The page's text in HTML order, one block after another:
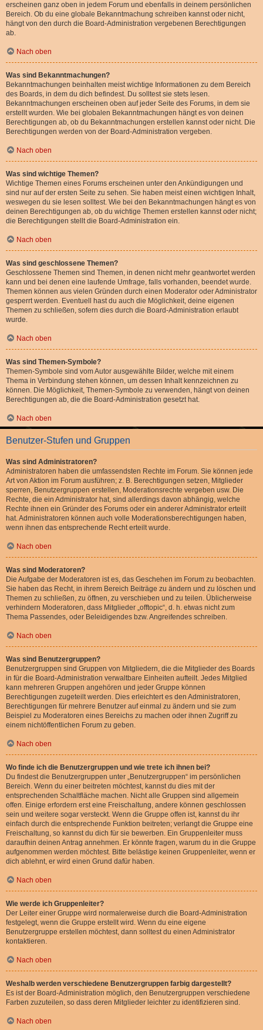
erscheinen ganz oben in jedem Forum und ebenfalls in deinem persönlichen
Bereich. Ob du eine globale Bekanntmachung schreiben kannst oder nicht,
hängt von den durch die Board-Administration vergebenen Berechtigungen
ab.
Nach oben
Was sind Bekanntmachungen?
Bekanntmachungen beinhalten meist wichtige Informationen zu dem Bereich
des Boards, in dem du dich befindest. Du solltest sie stets lesen.
Bekanntmachungen erscheinen oben auf jeder Seite des Forums, in dem sie
erstellt wurden. Wie bei globalen Bekanntmachungen hängt es von deinen
Berechtigungen ab, ob du Bekanntmachungen erstellen kannst oder nicht. Die
Berechtigungen werden von der Board-Administration vergeben.
Nach oben
Was sind wichtige Themen?
Wichtige Themen eines Forums erscheinen unter den Ankündigungen und
sind nur auf der ersten Seite zu sehen. Sie haben meist einen wichtigen Inhalt,
weswegen du sie lesen solltest. Wie bei den Bekanntmachungen hängt es von
deinen Berechtigungen ab, ob du wichtige Themen erstellen kannst oder nicht;
die Berechtigungen stellt die Board-Administration ein.
Nach oben
Was sind geschlossene Themen?
Geschlossene Themen sind Themen, in denen nicht mehr geantwortet werden
kann und bei denen eine laufende Umfrage, falls vorhanden, beendet wurde.
Themen können aus vielen Gründen durch einen Moderator oder Administrator
gesperrt werden. Eventuell hast du auch die Möglichkeit, deine eigenen
Themen zu schließen, sofern dies durch die Board-Administration erlaubt
wurde.
Nach oben
Was sind Themen-Symbole?
Themen-Symbole sind vom Autor ausgewählte Bilder, welche mit einem
Thema in Verbindung stehen können, um dessen Inhalt kennzeichnen zu
können. Die Möglichkeit, Themen-Symbole zu verwenden, hängt von deinen
Berechtigungen ab, die die Board-Administration gesetzt hat.
Nach oben
Benutzer-Stufen und Gruppen
Was sind Administratoren?
Administratoren haben die umfassendsten Rechte im Forum. Sie können jede
Art von Aktion im Forum ausführen; z. B. Berechtigungen setzen, Mitglieder
sperren, Benutzergruppen erstellen, Moderationsrechte vergeben usw. Die
Rechte, die ein Administrator hat, sind allerdings davon abhängig, welche
Rechte ihnen ein Gründer des Forums oder ein anderer Administrator erteilt
hat. Administratoren können auch volle Moderationsberechtigungen haben,
wenn ihnen das entsprechende Recht erteilt wurde.
Nach oben
Was sind Moderatoren?
Die Aufgabe der Moderatoren ist es, das Geschehen im Forum zu beobachten.
Sie haben das Recht, in ihrem Bereich Beiträge zu ändern und zu löschen und
Themen zu schließen, zu öffnen, zu verschieben und zu teilen. Üblicherweise
verhindern Moderatoren, dass Mitglieder „offtopic“, d. h. etwas nicht zum
Thema Passendes, oder Beleidigendes bzw. Angreifendes schreiben.
Nach oben
Was sind Benutzergruppen?
Benutzergruppen sind Gruppen von Mitgliedern, die die Mitglieder des Boards
in für die Board-Administration verwaltbare Einheiten aufteilt. Jedes Mitglied
kann mehreren Gruppen angehören und jeder Gruppe können
Berechtigungen zugeteilt werden. Dies erleichtert es den Administratoren,
Berechtigungen für mehrere Benutzer auf einmal zu ändern und sie zum
Beispiel zu Moderatoren eines Bereichs zu machen oder ihnen Zugriff zu
einem nichtöffentlichen Forum zu geben.
Nach oben
Wo finde ich die Benutzergruppen und wie trete ich ihnen bei?
Du findest die Benutzergruppen unter „Benutzergruppen“ im persönlichen
Bereich. Wenn du einer beitreten möchtest, kannst du dies mit der
entsprechenden Schaltfläche machen. Nicht alle Gruppen sind allgemein
offen. Einige erfordern erst eine Freischaltung, andere können geschlossen
sein und weitere sogar versteckt. Wenn die Gruppe offen ist, kannst du ihr
einfach durch die entsprechende Funktion beitreten; verlangt die Gruppe eine
Freischaltung, so kannst du dich für sie bewerben. Ein Gruppenleiter muss
daraufhin deinen Antrag annehmen. Er könnte fragen, warum du in die Gruppe
aufgenommen werden möchtest. Bitte belästige keinen Gruppenleiter, wenn er
dich ablehnt, er wird einen Grund dafür haben.
Nach oben
Wie werde ich Gruppenleiter?
Der Leiter einer Gruppe wird normalerweise durch die Board-Administration
festgelegt, wenn die Gruppe erstellt wird. Wenn du eine eigene
Benutzergruppe erstellen möchtest, dann solltest du einen Administrator
kontaktieren.
Nach oben
Weshalb werden verschiedene Benutzergruppen farbig dargestellt?
Es ist der Board-Administration möglich, den Benutzergruppen verschiedene
Farben zuzuteilen, so dass deren Mitglieder leichter zu identifizieren sind.
Nach oben